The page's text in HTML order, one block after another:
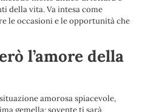
della vita. Va intesa come
le occasioni e le opportunità che
l’amore della
amorosa spiacevole,
gemella; sovente ti sarà